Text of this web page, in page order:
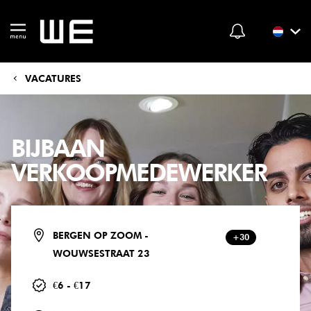
VACATURES
BIJBAAN
VERKOOPMEDEWERKER
BERGEN OP ZOOM -
WOUWSESTRAAT 23
+30
€6 - €17